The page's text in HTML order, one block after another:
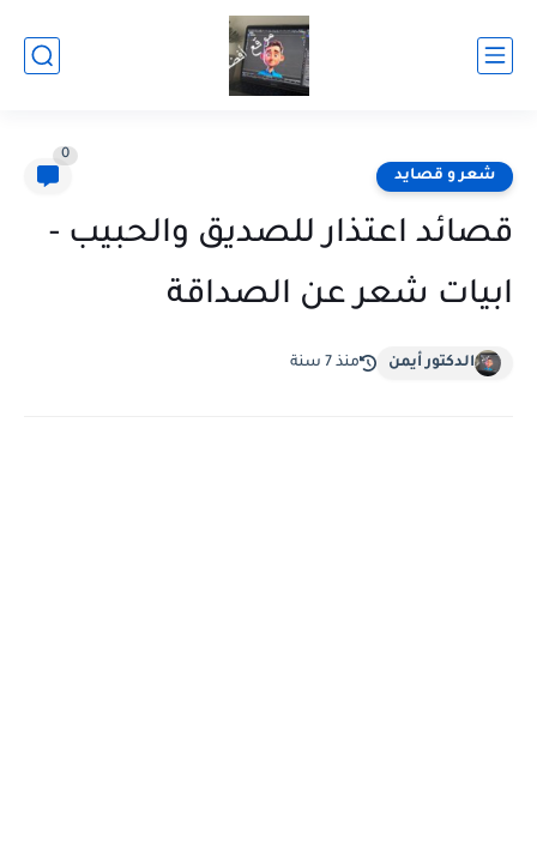
شعر و قصايد
0
قصائد اعتذار للصديق والحبيب -
ابيات شعر عن الصداقة
الدكتور أيمن منذ 7 سنة